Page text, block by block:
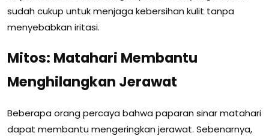
sudah cukup untuk menjaga kebersihan kulit tanpa
menyebabkan iritasi.
Mitos: Matahari Membantu
Menghilangkan Jerawat
Beberapa orang percaya bahwa paparan sinar matahari
dapat membantu mengeringkan jerawat. Sebenarnya,